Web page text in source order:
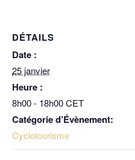
DÉTAILS
Date :
25 janvier
Heure :
8h00 - 18h00CET
Catégorie d’Évènement:
Cyclotourisme